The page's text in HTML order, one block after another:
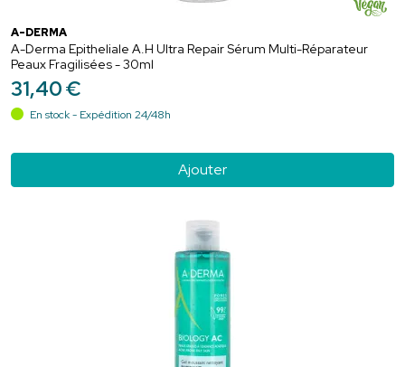
A-DERMA
A-Derma Epitheliale A.H Ultra Repair Sérum Multi-Réparateur
Peaux Fragilisées - 30ml
31,40€
En stock - Expédition 24/48h
Ajouter